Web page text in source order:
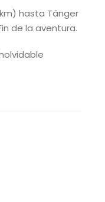
hasta Tánger
de la aventura.